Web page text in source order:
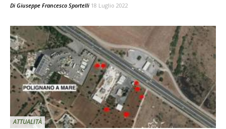
Di Giuseppe Francesco Sportelli 18 Luglio 2022
ATTUALITÀ